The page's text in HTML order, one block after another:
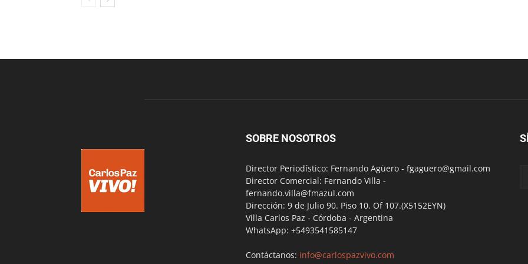
SOBRE NOSOTROS
Director Periodístico: Fernando Agüero - fgaguero@gmail.com
Director Comercial: Fernando Villa -
fernando.villa@fmazul.com
Dirección: 9 de Julio 90. Piso 10. Of 107.(X5152EYN)
Villa Carlos Paz - Córdoba - Argentina
WhatsApp: +5493541585147
Contáctanos: info@carlospazvivo.com